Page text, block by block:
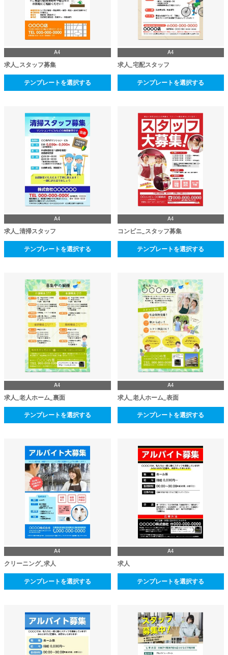
A4
求人_スタッフ募集
テンプレートを選択する
A4
求人_宅配スタッフ
テンプレートを選択する
A4
求人_清掃スタッフ
テンプレートを選択する
A4
コンビニ_スタッフ募集
テンプレートを選択する
A4
求人_老人ホーム_裏面
テンプレートを選択する
A4
求人_老人ホーム_表面
テンプレートを選択する
A4
クリーニング_求人
テンプレートを選択する
A4
求人
テンプレートを選択する